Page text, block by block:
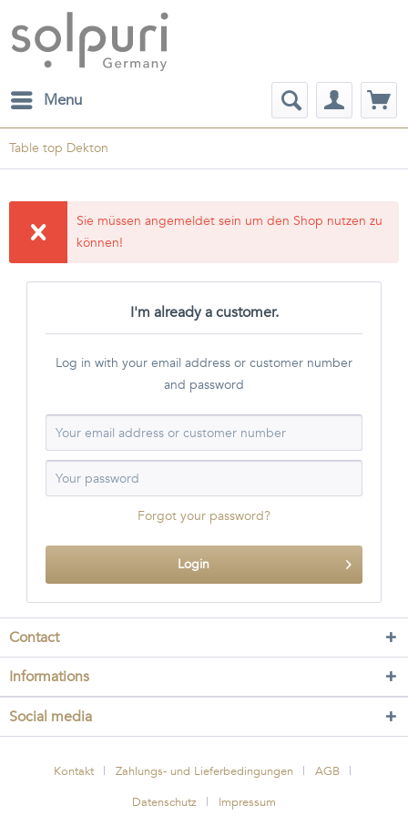
Menu
Table top Dekton
Sie müssen angemeldet sein um den Shop nutzen zu
können!
I'm already a customer.
Log in with your email address or customer number
and password
Forgot your password?
Login
Contact
Informations
Social media
Kontakt Zahlungs- und Lieferbedingungen
AGB
Datenschutz
Impressum